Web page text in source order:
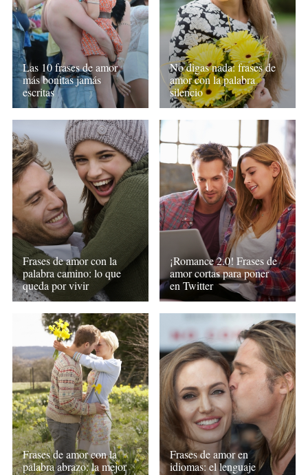
Las 10 frases de amor
más bonitas jamás
escritas
No digas nada: frases de
amor con la palabra
silencio
Frases de amor con la
palabra camino: lo que
queda por vivir
¡Romance 2.0! Frases de
amor cortas para poner
en Twitter
Frases de amor con la
palabra abrazo: la mejor
Frases de amor en
idiomas: el lenguaje